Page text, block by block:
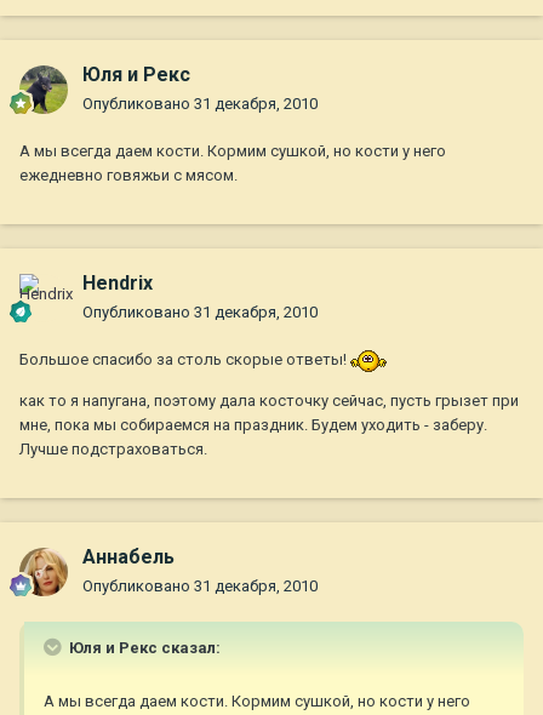
Юля и Рекс
Опубликовано 31 декабря, 2010
А мы всегда даем кости. Кормим сушкой, но кости у него
ежедневно говяжьи с мясом.
Hendrix
Опубликовано 31 декабря, 2010
Большое спасибо за столь скорые ответы!
как то я напугана, поэтому дала косточку сейчас, пусть грызет при
мне, пока мы собираемся на праздник. Будем уходить - заберу.
Лучше подстраховаться.
Aннaбель
Опубликовано 31 декабря, 2010
Юля и Рекс сказал:
А мы всегда даем кости. Кормим сушкой, но кости у него